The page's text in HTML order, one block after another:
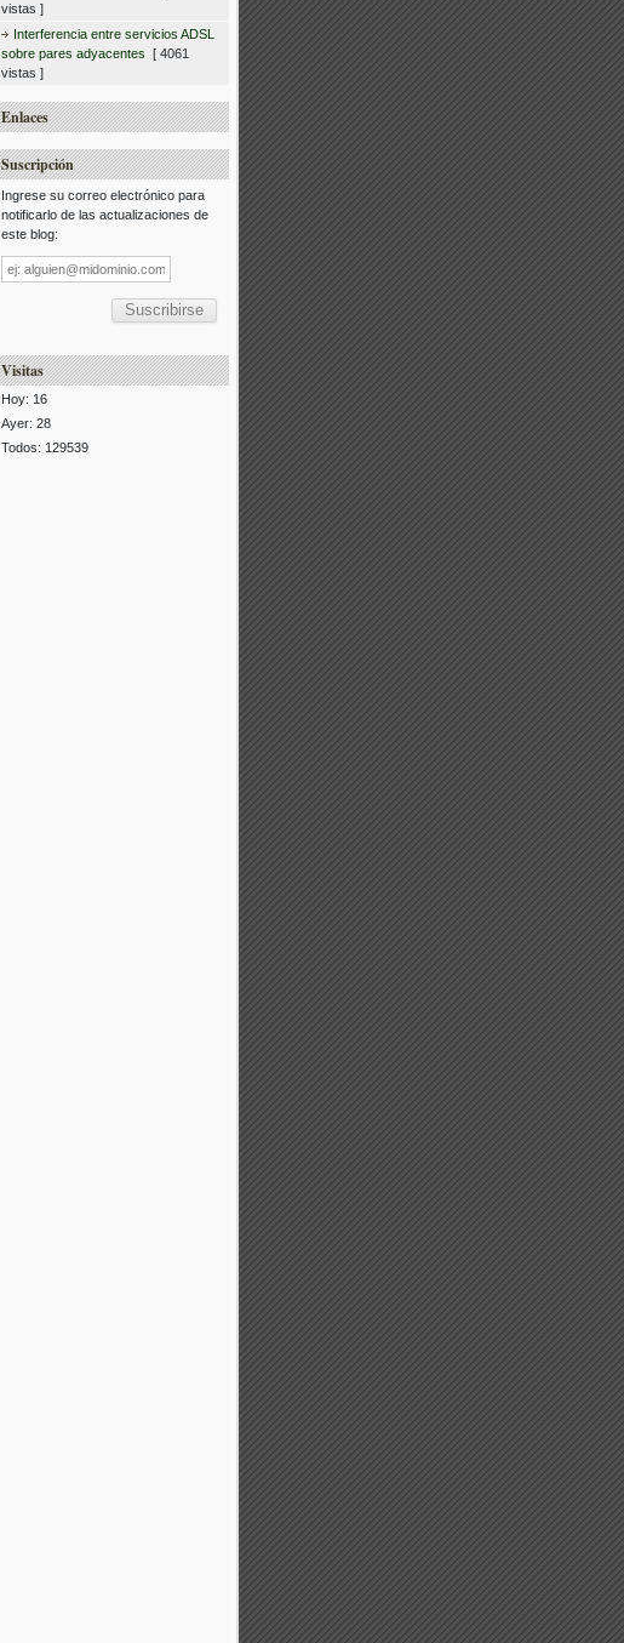
vistas ]
Interferencia entre servicios ADSL
sobre pares adyacentes [ 4061
vistas ]
Enlaces
Suscripción
Ingrese su correo electrónico para
notificarlo de las actualizaciones de
este blog:
Dirección
de
correo
Visitas
Hoy: 16
Ayer: 28
Todos: 129539